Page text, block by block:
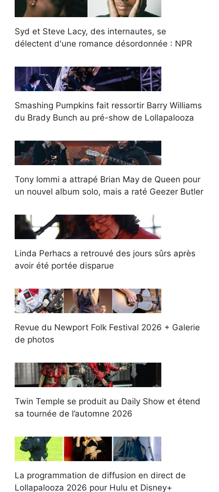
Syd et Steve Lacy, des internautes, se
délectent d'une romance désordonnée : NPR
Smashing Pumpkins fait ressortir Barry Williams
du Brady Bunch au pré-show de Lollapalooza
Tony Iommi a attrapé Brian May de Queen pour
un nouvel album solo, mais a raté Geezer Butler
Linda Perhacs a retrouvé des jours sûrs après
avoir été portée disparue
Revue du Newport Folk Festival 2026 + Galerie
de photos
Twin Temple se produit au Daily Show et étend
sa tournée de l’automne 2026
La programmation de diffusion en direct de
Lollapalooza 2026 pour Hulu et Disney+